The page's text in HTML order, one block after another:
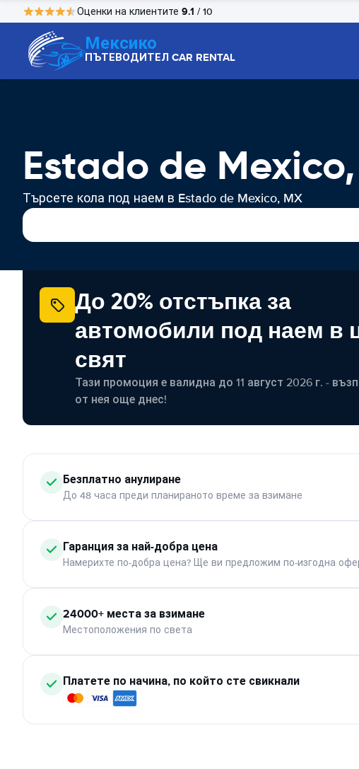
Оценки на клиентите 9.1 / 10
Мексико
ПЪТЕВОДИТЕЛ CAR RENTAL
Estado de
Търсете кола под наем в Estado de Mexico, MX
До 20% отстъпка за
автомобили под наем в
свят
Тази промоция е валидна до 11 август 2026 г. -
от нея още днес!
Безплатно анулиране
До 48 часа преди планираното време за взимане
Гаранция за най-добра цена
Намерихте по-добра цена? Ще ви предложим по-изгодна
24000+ места за взимане
Местоположения по света
Платете по начина, по който сте свикнали